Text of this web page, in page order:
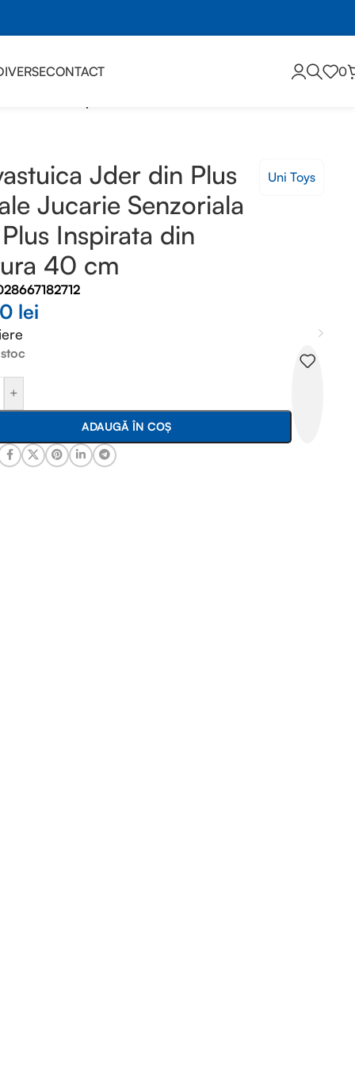
CONTACT
0
Jder din Plus
Jucarie Senzoriala
Inspirata din
40 cm
Uni Toys
lei
+
ADAUGĂ ÎN COȘ